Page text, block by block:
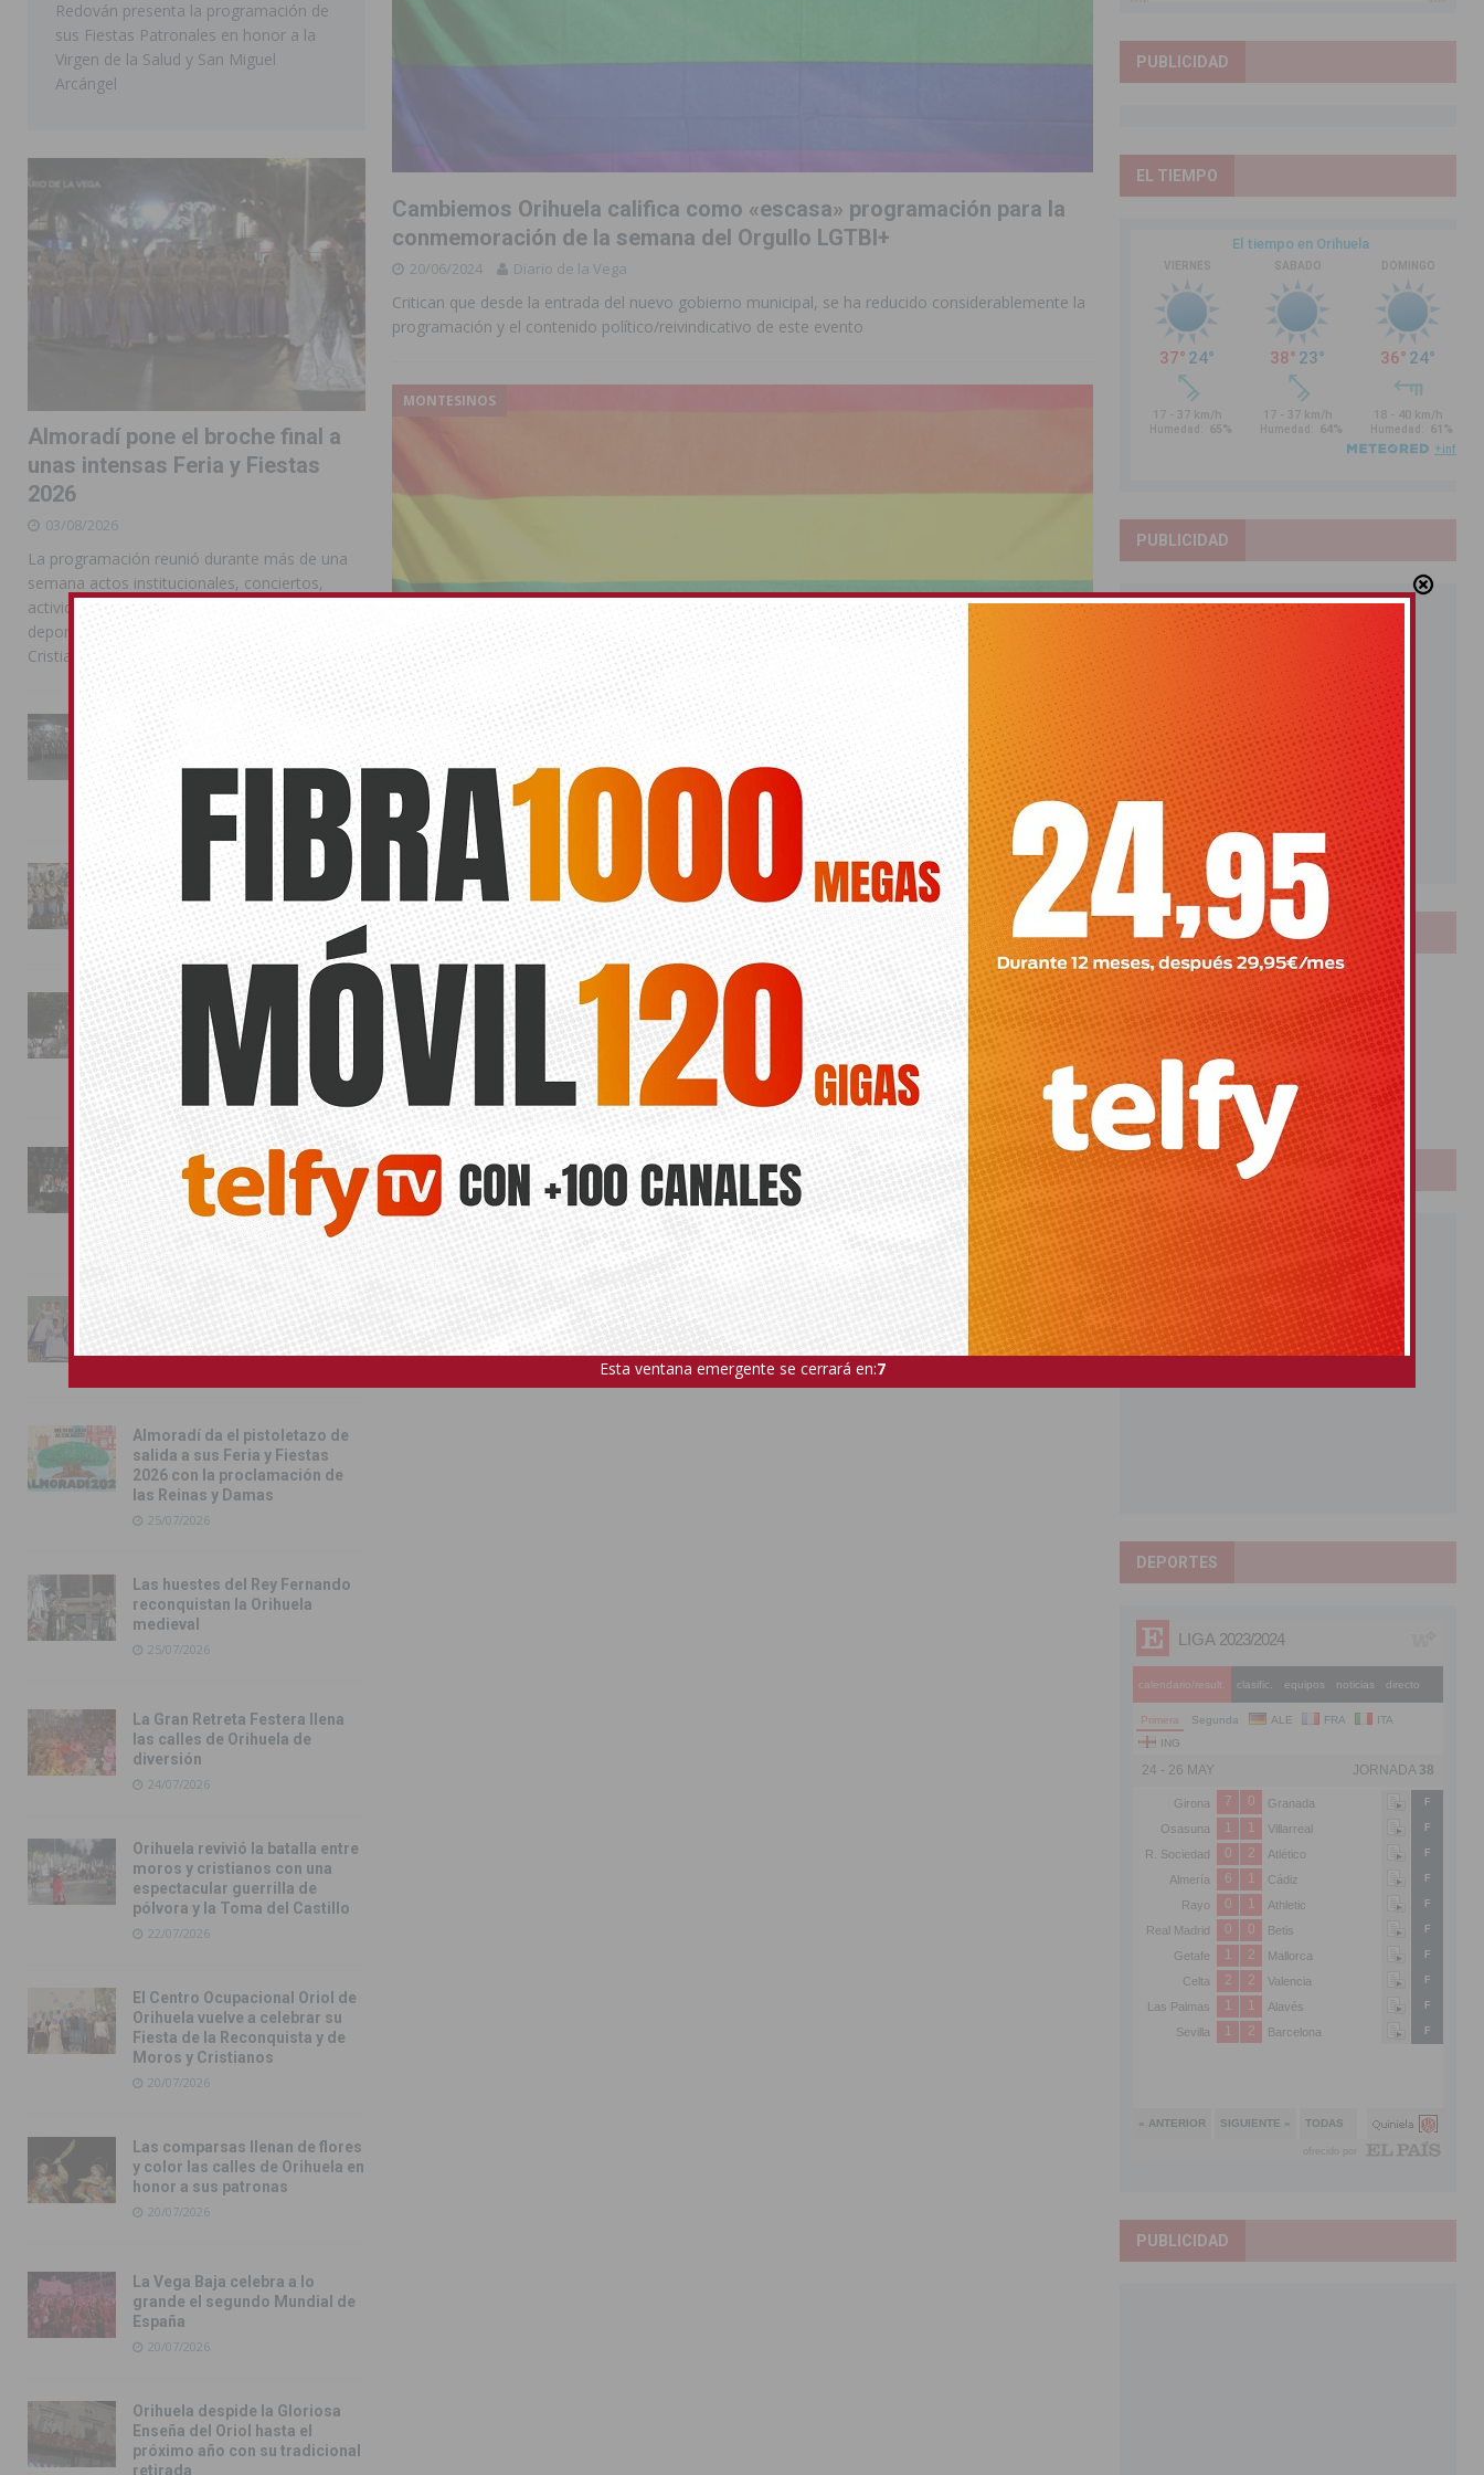
Cambiemos Orihuela califica como «escasa» programación para la
conmemoración de la semana del Orgullo LGTBI+
20/06/2024 Diario de la Vega
Critican que desde la entrada del nuevo gobierno municipal, se ha reducido considerablemente la
programación y el contenido político/reivindicativo de este evento
MONTESINOS
Los Montesinos celebrará la diversidad el próximo 29 de junio
03/06/2024 Alba de la Paz
La plaza del Ayuntamiento acogerá la celebración del Día Internacional del Orgullo LGTBI +
Redován presenta la programación de
sus Fiestas Patronales en honor a la
Virgen de la Salud y San Miguel
Arcángel
Almoradí pone el broche final a
unas intensas Feria y Fiestas
2026
03/08/2026
La programación reunió durante más de una
semana actos institucionales, conciertos,
actividades familiares, competiciones
deportivas y las celebraciones de Moros y
Cristianos
La Entrada Cristiana llena de
esplendor las calles de
Almoradí en una multitudinaria
La magia de la Entrada Mora
conquista las calles de
Almoradí
01/08/2026
La fiesta se adueña de
Almoradí con la presentación
de los cargos festeros y la
toma del castillo
31/07/2026
Pilar de la Horadada
conmemora con emoción el
40º aniversario de su
independencia como municipio
Almoradí presume de raíces
con el desfile del Bando
Almoradí da el pistoletazo de
salida a sus Feria y Fiestas
2026 con la proclamación de
las Reinas y Damas
25/07/2026
Las huestes del Rey Fernando
reconquistan la Orihuela
medieval
25/07/2026
La Gran Retreta Festera llena
las calles de Orihuela de
diversión
24/07/2026
Orihuela revivió la batalla entre
moros y cristianos con una
espectacular guerrilla de
pólvora y la Toma del Castillo
22/07/2026
El Centro Ocupacional Oriol de
Orihuela vuelve a celebrar su
Fiesta de la Reconquista y de
Moros y Cristianos
20/07/2026
Las comparsas llenan de flores
y color las calles de Orihuela en
honor a sus patronas
20/07/2026
La Vega Baja celebra a lo
grande el segundo Mundial de
España
20/07/2026
Orihuela despide la Gloriosa
Enseña del Oriol hasta el
próximo año con su tradicional
retirada
PUBLICIDAD
EL TIEMPO
PUBLICIDAD
LOTERIAS
Bonoloto
Primitiva
El Gordo
Euromillones
Loteria
Once
PUBLICIDAD
DEPORTES
PUBLICIDAD
Esta ventana emergente se cerrará en:5